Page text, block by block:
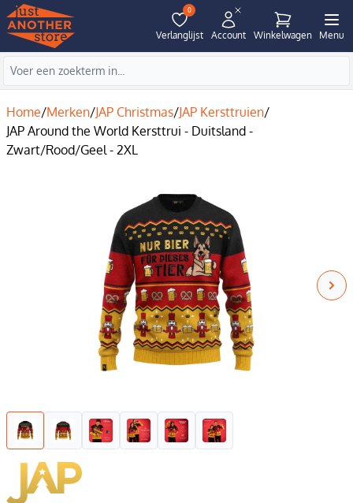
0
Verlanglijst Account Winkelwagen Menu
Home/Merken/JAP Christmas/JAP Kersttruien/
JAP Around the World Kersttrui - Duitsland -
Zwart/Rood/Geel - 2XL